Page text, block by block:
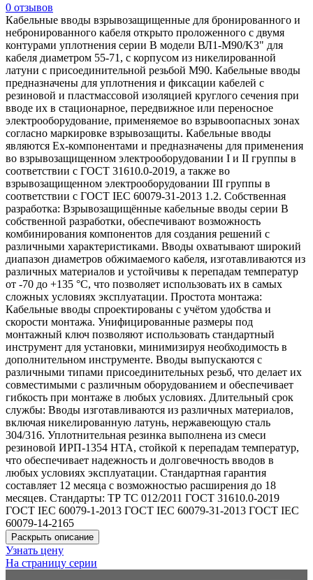
0 отзывов
Кабельные вводы взрывозащищенные для бронированного и
небронированного кабеля открыто проложенного с двумя
контурами уплотнения серии В модели ВЛ1-М90/K3" для
кабеля диаметром 55-71, с корпусом из никелированной
латуни с присоединительной резьбой М90. Кабельные вводы
предназначены для уплотнения и фиксации кабелей с
резиновой и пластмассовой изоляцией круглого сечения при
вводе их в стационарное, передвижное или переносное
электрооборудование, применяемое во взрывоопасных зонах
согласно маркировке взрывозащиты. Кабельные вводы
являются Ех-компонентами и предназначены для применения
во взрывозащищенном электрооборудовании I и II группы в
соответствии с ГОСТ 31610.0-2019, а также во
взрывозащищенном электрооборудовании III группы в
соответствии с ГОСТ IEC 60079-31-2013 1.2. Собственная
разработка: Взрывозащищённые кабельные вводы серии В
собственной разработки, обеспечивают возможность
комбинирования компонентов для создания решений с
различными характеристиками. Вводы охватывают широкий
диапазон диаметров обжимаемого кабеля, изготавливаются из
различных материалов и устойчивы к перепадам температур
от -70 до +135 °C, что позволяет использовать их в самых
сложных условиях эксплуатации. Простота монтажа:
Кабельные вводы спроектированы с учётом удобства и
скорости монтажа. Унифицированные размеры под
монтажный ключ позволяют использовать стандартный
инструмент для установки, минимизируя необходимость в
дополнительном инструменте. Вводы выпускаются с
различными типами присоединительных резьб, что делает их
совместимыми с различным оборудованием и обеспечивает
гибкость при монтаже в любых условиях. Длительный срок
службы: Вводы изготавливаются из различных материалов,
включая никелированную латунь, нержавеющую сталь
304/316. Уплотнительная резинка выполнена из смеси
резиновой ИРП-1354 НТА, стойкой к перепадам температур,
что обеспечивает надежность и долговечность вводов в
любых условиях эксплуатации. Стандартная гарантия
составляет 12 месяца с возможностью расширения до 18
месяцев. Стандарты: ТР ТС 012/2011 ГОСТ 31610.0-2019
ГОСТ IEC 60079-1-2013 ГОСТ IEC 60079-31-2013 ГОСТ IEC
60079-14-2165
Раскрыть описание
Узнать цену
На страницу серии